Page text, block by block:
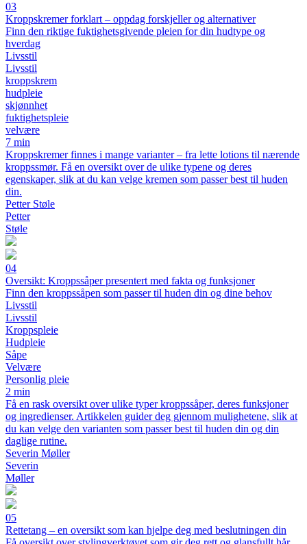
03
Kroppskremer forklart – oppdag forskjeller og alternativer
Finn den riktige fuktighetsgivende pleien for din hudtype og
hverdag
Livsstil
Livsstil
kroppskrem
hudpleie
skjønnhet
fuktighetspleie
velvære
7 min
Kroppskremer finnes i mange varianter – fra lette lotions til nærende
kroppssmør. Få en oversikt over de ulike typene og deres
egenskaper, slik at du kan velge kremen som passer best til huden
din.
Petter Støle
Petter
Støle
04
Oversikt: Kroppssåper presentert med fakta og funksjoner
Finn den kroppssåpen som passer til huden din og dine behov
Livsstil
Livsstil
Kroppspleie
Hudpleie
Såpe
Velvære
Personlig pleie
2 min
Få en rask oversikt over ulike typer kroppssåper, deres funksjoner
og ingredienser. Artikkelen guider deg gjennom mulighetene, slik at
du kan velge den varianten som passer best til huden din og din
daglige rutine.
Severin Møller
Severin
Møller
05
Rettetang – en oversikt som kan hjelpe deg med beslutningen din